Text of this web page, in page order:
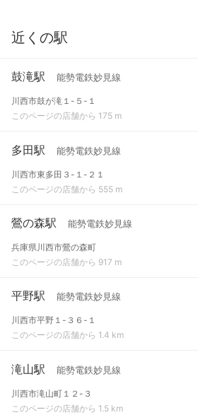
近くの駅
鼓滝駅 能勢電鉄妙見線
川西市鼓が滝１-５-１
このページの店舗から 175 m
多田駅 能勢電鉄妙見線
川西市東多田３-１-２１
このページの店舗から 555 m
鶯の森駅 能勢電鉄妙見線
兵庫県川西市鶯の森町
このページの店舗から 917 m
平野駅 能勢電鉄妙見線
川西市平野１-３６-１
このページの店舗から 1.4 km
滝山駅 能勢電鉄妙見線
川西市滝山町１２-３
このページの店舗から 1.5 km